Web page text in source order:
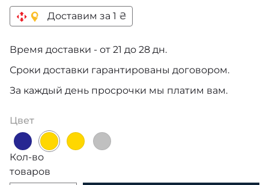
Доставим за 1 ₴
Время доставки - от 21 до 28 дн.
Сроки доставки гарантированы договором.
За каждый день просрочки мы платим вам.
Цвет
Кол-во
товаров